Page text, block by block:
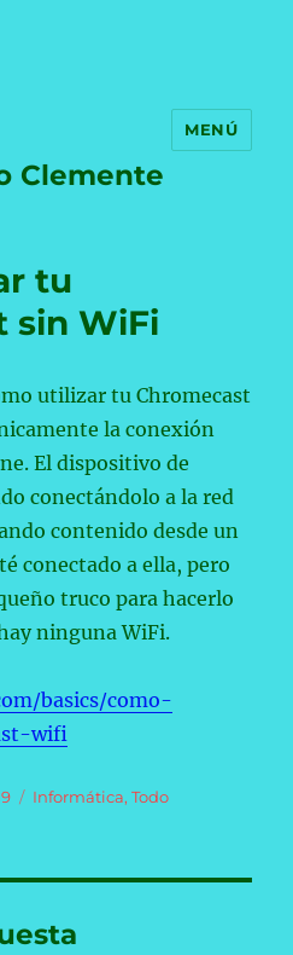
Clemente
MENÚ
tu
sin WiFi
utilizar tu Chromecast
la conexión
El dispositivo de
conectándolo a la red
contenido desde un
conectado a ella, pero
truco para hacerlo
ninguna WiFi.
basics/como-
wifi
Categorías
Informática,Todo